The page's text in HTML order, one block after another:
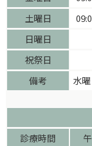
土曜日
日曜日
祝祭日
備考
水
診療時間